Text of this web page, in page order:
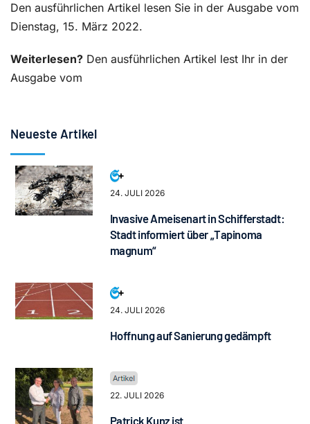
Den ausführlichen Artikel lesen Sie in der Ausgabe vom
Dienstag, 15. März 2022.
Weiterlesen? Den ausführlichen Artikel lest Ihr in der
Ausgabe vom
Neueste Artikel
24. JULI 2026
Invasive Ameisenart in Schifferstadt:
Stadt informiert über „Tapinoma
magnum“
24. JULI 2026
Hoffnung auf Sanierung gedämpft
22. JULI 2026
Patrick Kunz ist